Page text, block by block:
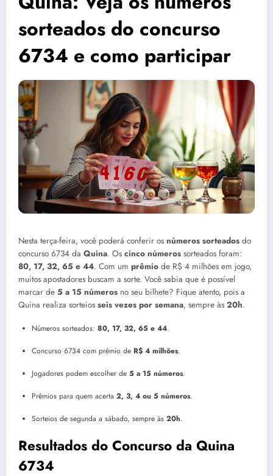
sorteados do concurso
6734 e como participar
Nesta terça-feira, você poderá conferir os números sorteados do
concurso 6734 da Quina. Os cinco números sorteados foram:
80, 17, 32, 65 e 44. Com um prêmio de R$ 4 milhões em jogo,
muitos apostadores buscam a sorte. Você sabia que é possível
marcar de 5 a 15 números no seu bilhete? Fique atento, pois a
Quina realiza sorteios seis vezes por semana, sempre às 20h.
Números sorteados: 80, 17, 32, 65 e 44.
Concurso 6734 com prêmio de R$ 4 milhões.
Jogadores podem escolher de 5 a 15 números.
Prêmios para quem acerta 2, 3, 4 ou 5 números.
Sorteios de segunda a sábado, sempre às 20h.
Resultados do Concurso da Quina
6734